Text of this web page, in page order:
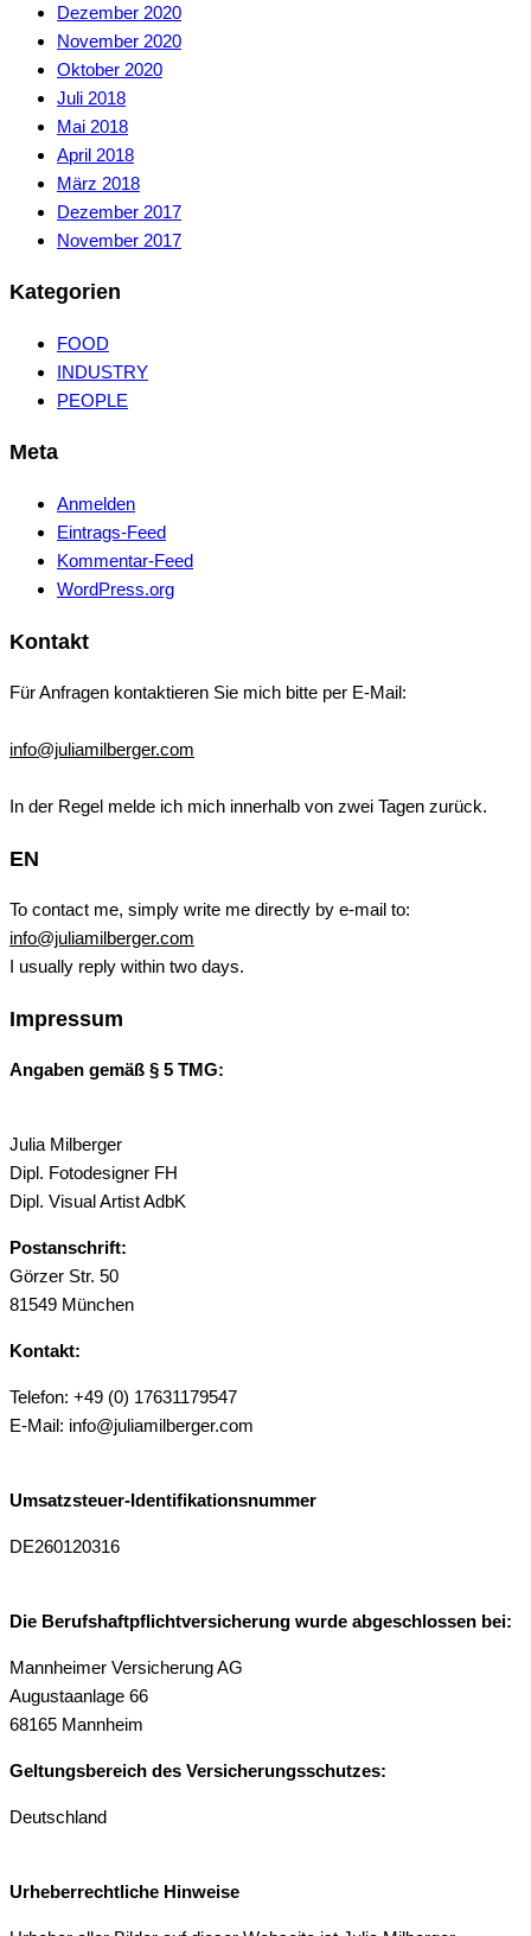
Dezember 2020
November 2020
Oktober 2020
Juli 2018
Mai 2018
April 2018
März 2018
Dezember 2017
November 2017
Kategorien
FOOD
INDUSTRY
PEOPLE
Meta
Anmelden
Eintrags-Feed
Kommentar-Feed
WordPress.org
Kontakt
Für Anfragen kontaktieren Sie mich bitte per E-Mail:
info@juliamilberger.com
In der Regel melde ich mich innerhalb von zwei Tagen zurück.
EN
To contact me, simply write me directly by e-mail to:
info@juliamilberger.com
I usually reply within two days.
Impressum
Angaben gemäß § 5 TMG:
Julia Milberger
Dipl. Fotodesigner FH
Dipl. Visual Artist AdbK
Postanschrift:
Görzer Str. 50
81549 München
Kontakt:
Telefon: +49 (0) 17631179547
E-Mail: info@juliamilberger.com
Umsatzsteuer-Identifikationsnummer
DE260120316
Die Berufshaftpflichtversicherung wurde abgeschlossen bei:
Mannheimer Versicherung AG
Augustaanlage 66
68165 Mannheim
Geltungsbereich des Versicherungsschutzes:
Deutschland
Urheberrechtliche Hinweise